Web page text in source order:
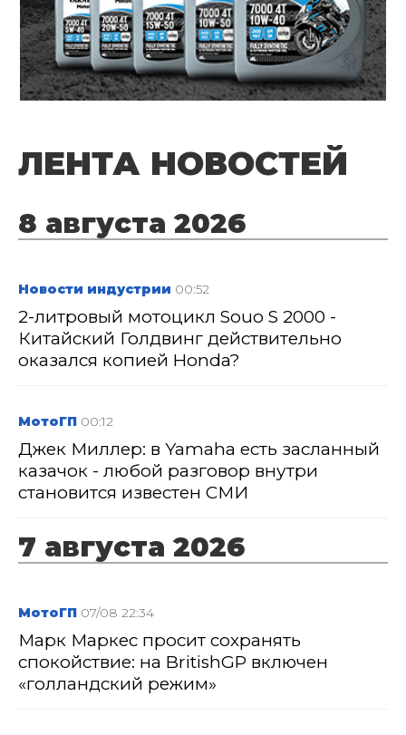
ЛЕНТА НОВОСТЕЙ
8 августа 2026
Новости индустрии 00:52
2-литровый мотоцикл Souo S 2000 -
Китайский Голдвинг действительно
оказался копией Honda?
МотоГП 00:12
Джек Миллер: в Yamaha есть засланный
казачок - любой разговор внутри
становится известен СМИ
7 августа 2026
МотоГП 07/08 22:34
Марк Маркес просит сохранять
спокойствие: на BritishGP включен
«голландский режим»